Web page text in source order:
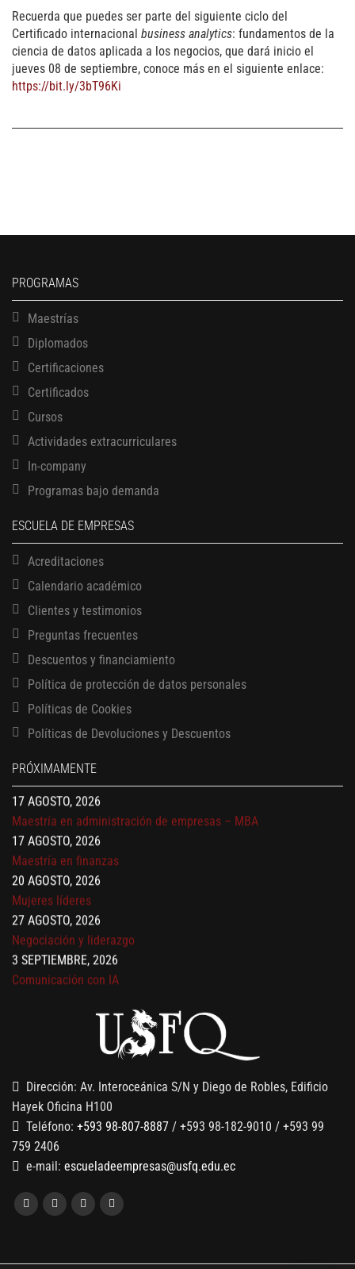
Recuerda que puedes ser parte del siguiente ciclo del
Certificado internacional business analytics: fundamentos de la
ciencia de datos aplicada a los negocios, que dará inicio el
jueves 08 de septiembre, conoce más en el siguiente enlace:
https://bit.ly/3bT96Ki
PROGRAMAS
Maestrías
Diplomados
Certificaciones
Certificados
Cursos
Actividades extracurriculares
In-company
Programas bajo demanda
ESCUELA DE EMPRESAS
Acreditaciones
Calendario académico
Clientes y testimonios
Preguntas frecuentes
Descuentos y financiamiento
Política de protección de datos personales
Políticas de Cookies
Políticas de Devoluciones y Descuentos
PRÓXIMAMENTE
13 AGOSTO, 2026
Finanzas para no financieros
17 AGOSTO, 2026
17 AGOSTO, 2026
Maestría en administración de empresas – MBA
17 AGOSTO, 2026
Maestría en finanzas
20 AGOSTO, 2026
Mujeres líderes
27 AGOSTO, 2026
Negociación y liderazgo
3 SEPTIEMBRE, 2026
Comunicación con IA
7 SEPTIEMBRE, 2026
Gobernanza de datos
13 AGOSTO, 2026
Finanzas para no financieros
Dirección: Av. Interoceánica S/N y Diego de Robles, Edificio
Hayek Oficina H100
Teléfono: +593 98-807-8887 / +593 98-182-9010 / +593 99
759 2406
e-mail: escueladeempresas@usfq.edu.ec